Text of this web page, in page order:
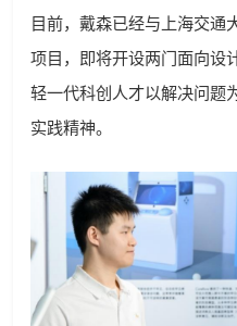
目前，戴森已经与上海交通
项目，即将开设两门面向设
轻一代科创人才以解决问题
实践精神。